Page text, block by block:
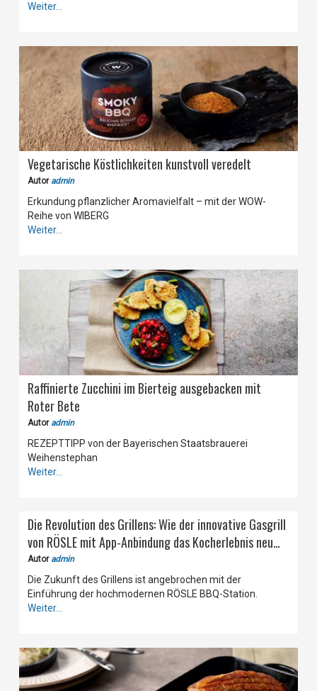
Weiter...
Vegetarische Köstlichkeiten kunstvoll veredelt
Autor admin
Erkundung pflanzlicher Aromavielfalt – mit der WOW-
Reihe von WIBERG
Weiter...
Raffinierte Zucchini im Bierteig ausgebacken mit
Roter Bete
Autor admin
REZEPTTIPP von der Bayerischen Staatsbrauerei
Weihenstephan
Weiter...
Die Revolution des Grillens: Wie der innovative Gasgrill
von RÖSLE mit App-Anbindung das Kocherlebnis neu
definiert
Autor admin
Die Zukunft des Grillens ist angebrochen mit der
Einführung der hochmodernen RÖSLE BBQ-Station.
Weiter...